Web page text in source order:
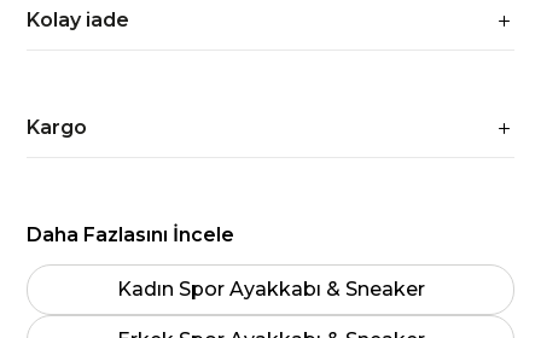
Kolay iade
Kargo
Daha Fazlasını İncele
Kadın Spor Ayakkabı & Sneaker